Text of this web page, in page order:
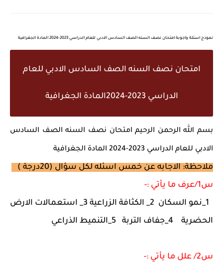
نموذج اسئلة واجوبة امتحان نصف السنه الصف السادس الادبي للعام الدراسي 2023-2024 المادة الجغرافية
امتحان نصف السنه الصف السادس الادبي للعام
الدراسي 2023-2024المادة الجغرافية
بسم الله الرحمن الرحيم امتحان نصف السنه الصف السادس
الادبي للعام الدراسي 2023-2024 المادة الجغرافية
ملاحظة: الاجابه عن خمس اسئله لكل سؤال (20درجة )
س1/عرف ما يأتي :-
1_نمو السكان 2_ الكثافة الزراعية 3_ استعمالات الارض
الحضرية 4_جفاف التربة 5_التنميط الذراعي
س2/ علل ما يأتي :-